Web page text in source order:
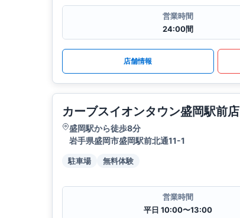
営業時間
24:00間
店舗情報
カーブスイオンタウン盛岡駅前店
盛岡駅から徒歩8分
岩手県盛岡市盛岡駅前北通11-1
駐車場 無料体験
営業時間
平日 10:00〜13:00